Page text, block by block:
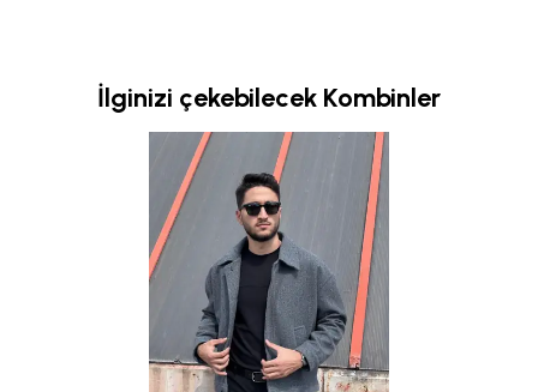
İlginizi çekebilecek Kombinler